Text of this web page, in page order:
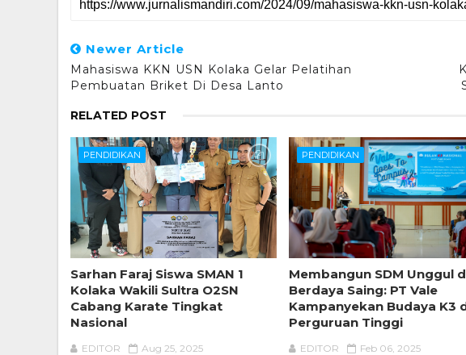
Newer Article
Mahasiswa KKN USN Kolaka Gelar Pelatihan
Pembuatan Briket Di Desa Lanto
RELATED POST
PENDIDIKAN
Sarhan Faraj Siswa SMAN 1
Kolaka Wakili Sultra O2SN
Cabang Karate Tingkat
Nasional
EDITOR Aug 25, 2025
PENDIDIKAN
Membangun SDM Unggul
Berdaya Saing: PT Vale
Kampanyekan Budaya K3
Perguruan Tinggi
EDITOR Feb 06, 2025